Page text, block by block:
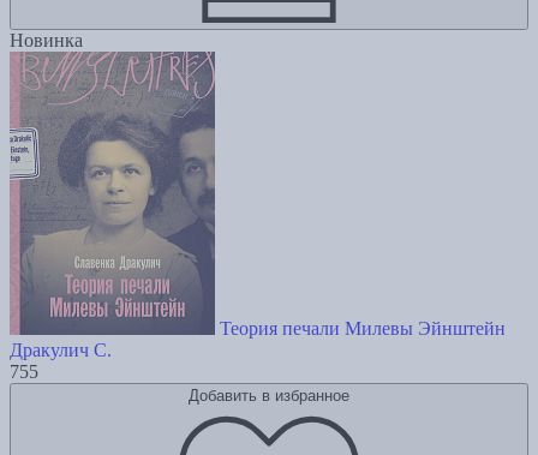
Новинка
Теория печали Милевы Эйнштейн
Дракулич С.
755
Добавить в избранное